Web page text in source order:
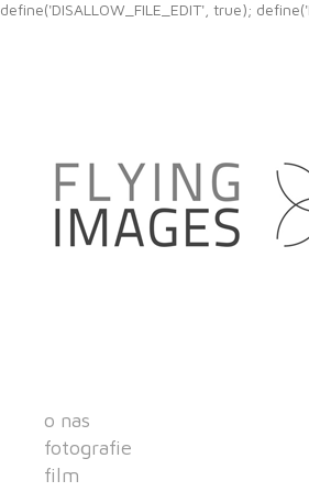
define('DISALLOW_FILE_EDIT', true);
o nas
fotografie
film